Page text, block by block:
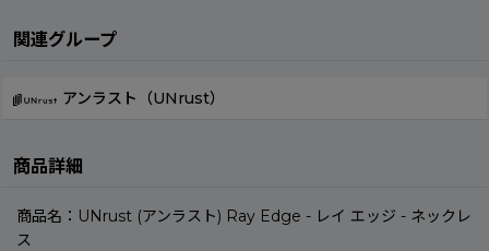
関連グループ
アンラスト（UNrust）
商品詳細
商品名：UNrust (アンラスト) Ray Edge - レイ エッジ - ネックレ
ス